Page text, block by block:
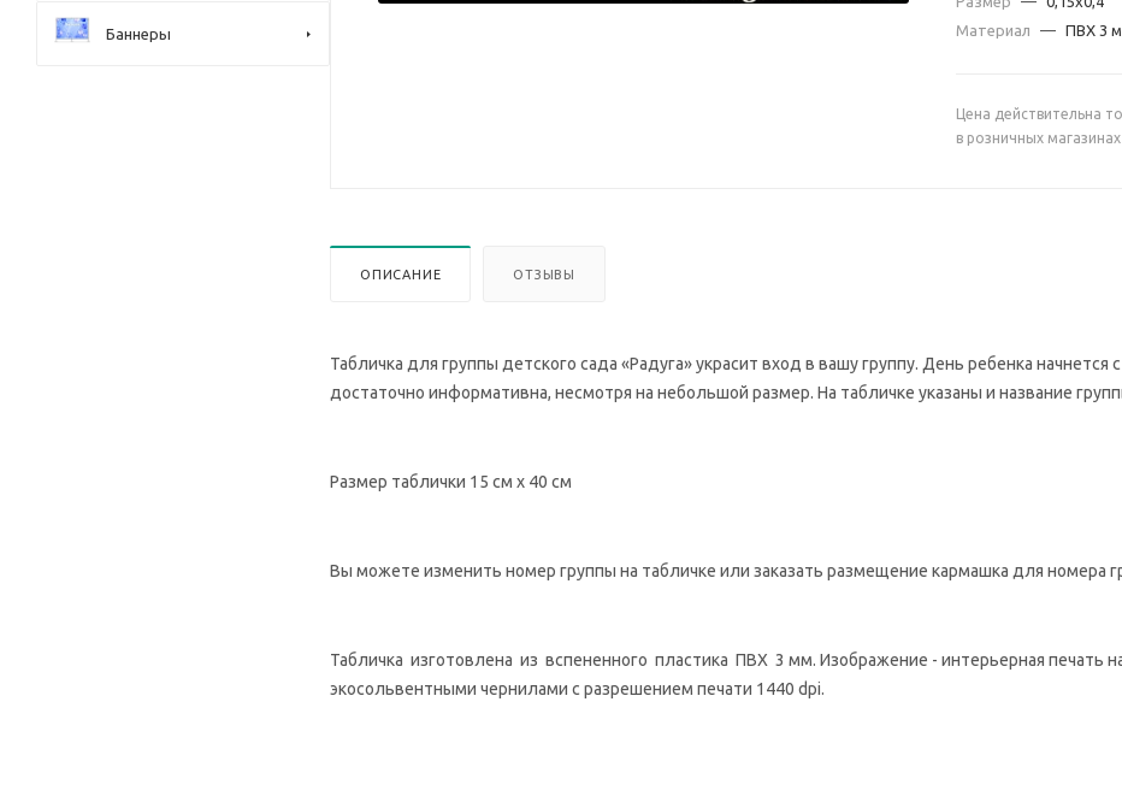
Материал
— ПВХ 3
Цена действительна
в розничных магазинах
ОПИСАНИЕ ОТЗЫВЫ
Табличка для группы детского сада «Радуга» украсит вход в вашу группу. День ребенка начнется
достаточно информативна, несмотря на небольшой размер. На табличке указаны и название
Размер таблички 15 см х 40 см
Вы можете изменить номер группы на табличке или заказать размещение кармашка для номера
Табличка изготовлена из вспененного пластика ПВХ 3 мм. Изображение - интерьерная печать
экосольвентными чернилами с разрешением печати 1440 dpi.
Баннеры